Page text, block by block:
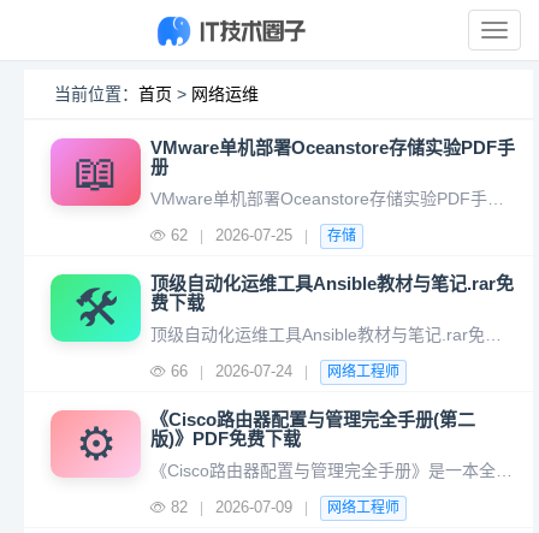
展
开
当前位置： 首页 > 网络运维
📖
VMware单机部署Oceanstore存储实验PDF手
册
62 2026-07-25 存储
🛠️
顶级自动化运维工具Ansible教材与笔记.rar免
费下载
66 2026-07-24 网络工程师
⚙️
《Cisco路由器配置与管理完全手册(第二
版)》PDF免费下载
82 2026-07-09 网络工程师